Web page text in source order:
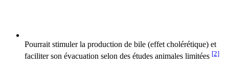
Pourrait stimuler la production de bile (effet cholérétique) et
faciliter son évacuation selon des études animales limitées [2]